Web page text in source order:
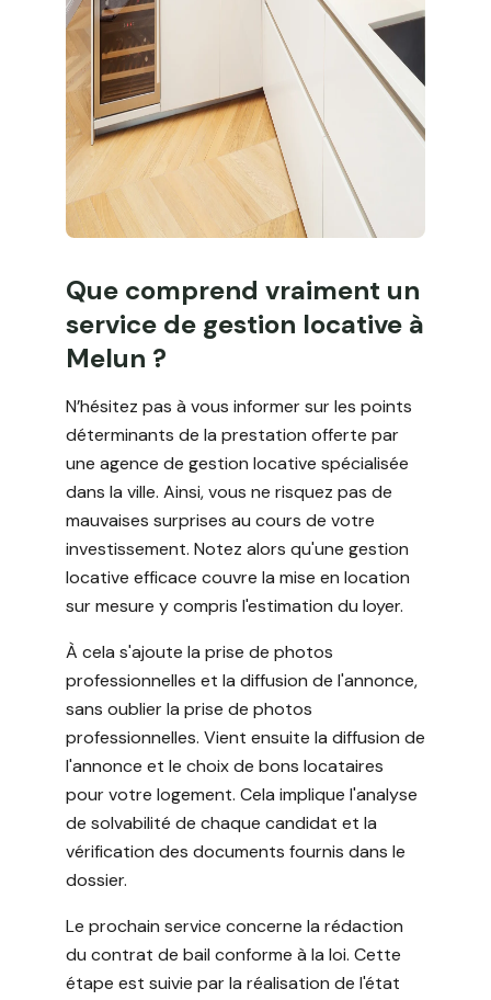
Que comprend vraiment un
service de gestion locative à
Melun ?
N’hésitez pas à vous informer sur les points
déterminants de la prestation offerte par
une agence de gestion locative spécialisée
dans la ville. Ainsi, vous ne risquez pas de
mauvaises surprises au cours de votre
investissement. Notez alors qu'une gestion
locative efficace couvre la mise en location
sur mesure y compris l'estimation du loyer.
À cela s'ajoute la prise de photos
professionnelles et la diffusion de l'annonce,
sans oublier la prise de photos
professionnelles. Vient ensuite la diffusion de
l'annonce et le choix de bons locataires
pour votre logement. Cela implique l'analyse
de solvabilité de chaque candidat et la
vérification des documents fournis dans le
dossier.
Le prochain service concerne la rédaction
du contrat de bail conforme à la loi. Cette
étape est suivie par la réalisation de l'état